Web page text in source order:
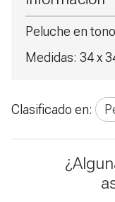
Peluche en
Medidas: 34 x
Clasificado en: